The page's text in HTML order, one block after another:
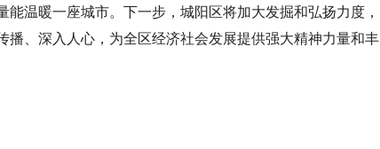
温暖一座城市。下一步，城阳区将加大发掘和弘扬力度，
、深入人心，为全区经济社会发展提供强大精神力量和丰